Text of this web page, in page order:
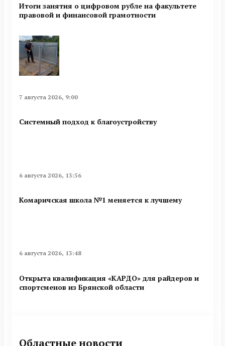
Итоги занятия о цифровом рубле на факультете
правовой и финансовой грамотности
7 августа 2026, 9:00
Системный подход к благоустройству
6 августа 2026, 13:56
Комаричская школа №1 меняется к лучшему
6 августа 2026, 13:48
Открыта квалификация «КАРДО» для райдеров и
спортсменов из Брянской области
Областные новости